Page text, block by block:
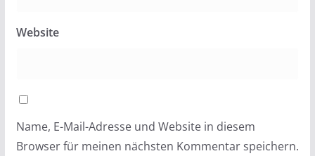
Website
Name, E-Mail-Adresse und Website in diesem
Browser für meinen nächsten Kommentar speichern.